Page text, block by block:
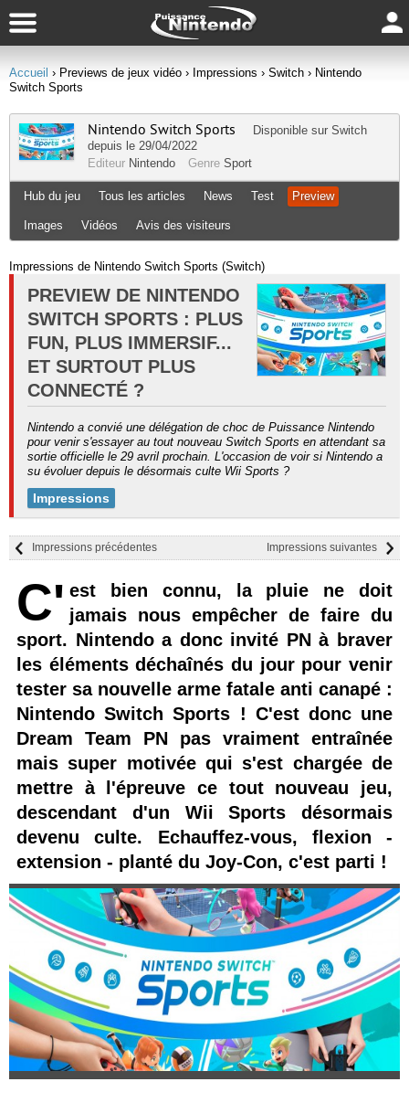
Accueil › Previews de jeux vidéo › Impressions › Switch › Nintendo
Switch Sports
Nintendo Switch Sports Disponible sur Switch
depuis le 29/04/2022
Editeur Nintendo Genre Sport
Hub du jeu Tous les articles News Test Preview
Images Vidéos Avis des visiteurs
Impressions de Nintendo Switch Sports (Switch)
PREVIEW DE NINTENDO
SWITCH SPORTS : PLUS
FUN, PLUS IMMERSIF...
ET SURTOUT PLUS
CONNECTÉ ?
Nintendo a convié une délégation de choc de Puissance Nintendo
pour venir s'essayer au tout nouveau Switch Sports en attendant sa
sortie officielle le 29 avril prochain. L'occasion de voir si Nintendo a
su évoluer depuis le désormais culte Wii Sports ?
Impressions
Impressions suivantes
Impressions précédentes
C' est bien connu, la pluie ne doit
jamais nous empêcher de faire du
sport. Nintendo a donc invité PN à braver
les éléments déchaînés du jour pour venir
tester sa nouvelle arme fatale anti canapé :
Nintendo Switch Sports ! C'est donc une
Dream Team PN pas vraiment entraînée
mais super motivée qui s'est chargée de
mettre à l'épreuve ce tout nouveau jeu,
descendant d'un Wii Sports désormais
devenu culte. Echauffez-vous, flexion -
extension - planté du Joy-Con, c'est parti !